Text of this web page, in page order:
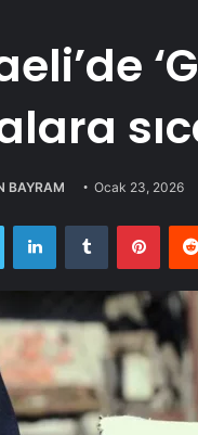
BAYRAM Ocak 23, 2026
Twitter LinkedInTumblr